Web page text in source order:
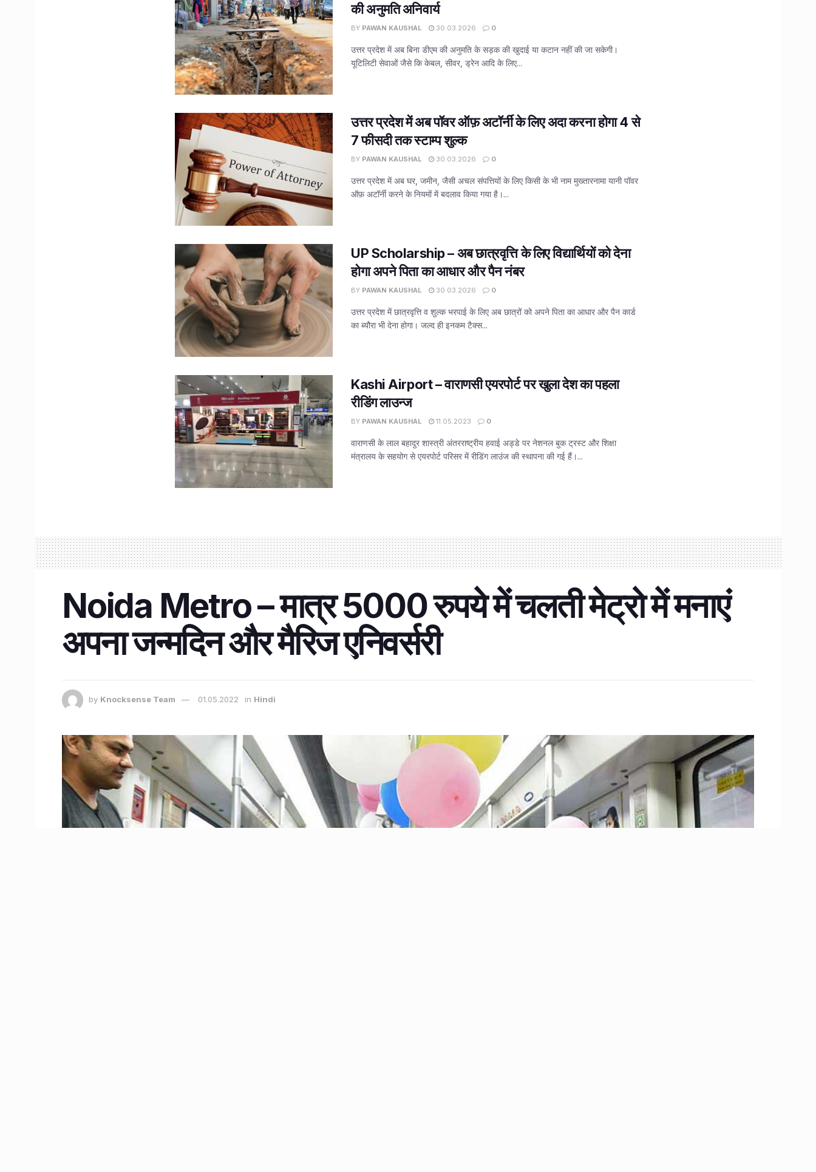
की अनुमति अनिवार्य
BY PAWAN KAUSHAL 30.03.2026 0
उत्तर प्रदेश में अब बिना डीएम की अनुमति के सड़क की खुदाई या कटान नहीं की जा सकेगी।
यूटिलिटी सेवाओं जैसे कि केबल, सीवर, ड्रेन आदि के लिए...
उत्तर प्रदेश में अब पॉवर ऑफ़ अटॉर्नी के लिए अदा करना होगा 4 से
7 फीसदी तक स्टाम्प शुल्क
BY PAWAN KAUSHAL 30.03.2026 0
उत्तर प्रदेश में अब घर, जमीन, जैसी अचल संपत्तियों के लिए किसी के भी नाम मुख्तारनामा यानी पॉवर
ऑफ़ अटॉर्नी करने के नियमों में बदलाव किया गया है।...
UP Scholarship – अब छात्रवृत्ति के लिए विद्यार्थियों को देना
होगा अपने पिता का आधार और पैन नंबर
BY PAWAN KAUSHAL 30.03.2026 0
उत्तर प्रदेश में छात्रवृत्ति व शुल्क भरपाई के लिए अब छात्रों को अपने पिता का आधार और पैन कार्ड
का ब्यौरा भी देना होगा। जल्द ही इनकम टैक्स...
Kashi Airport – वाराणसी एयरपोर्ट पर खुला देश का पहला
रीडिंग लाउन्ज
BY PAWAN KAUSHAL 11.05.2023 0
वाराणसी के लाल बहादुर शास्त्री अंतरराष्ट्रीय हवाई अड्डे पर नेशनल बुक ट्रस्ट और शिक्षा
मंत्रालय के सहयोग से एयरपोर्ट परिसर में रीडिंग लाउंज की स्थापना की गई हैं।...
Noida Metro – मात्र 5000 रुपये में चलती मेट्रो में मनाएं
अपना जन्मदिन और मैरिज एनिवर्सरी
by Knocksense Team 01.05.2022 in Hindi